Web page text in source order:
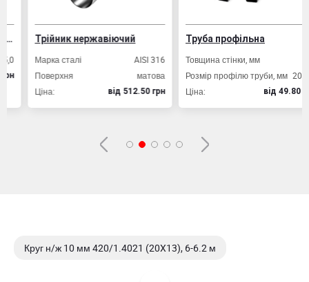
Трійник нержавіючий
Марка сталі
AISI 316
Поверхня
матова
Ціна:
вiд 512.50 грн
Труба профільна
Товщина стінки, мм
Розмір профілю труби, мм 20х20
Ціна:
вiд 49.80 грн
Круг н/ж 10 мм 420/1.4021 (20X13), 6-6.2 м